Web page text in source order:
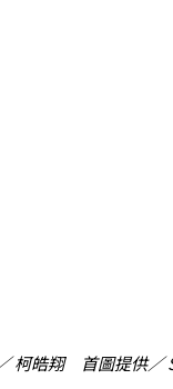
柯皓翔 首圖提供